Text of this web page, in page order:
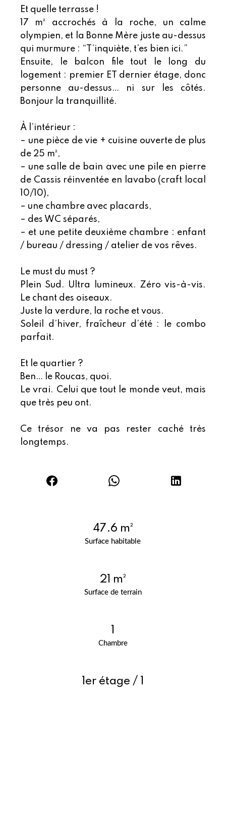
Surface habitable
47.6 m²
Surface de terrain
21 m²
Chambre
1er étage / 1
Et quelle terrasse !
17 m² accrochés à la roche, un calme
olympien, et la Bonne Mère juste au-dessus
qui murmure : “T’inquiète, t’es bien ici.”
Ensuite, le balcon file tout le long du
logement : premier ET dernier étage, donc
personne au-dessus… ni sur les côtés.
Bonjour la tranquillité.
À l’intérieur :
– une pièce de vie + cuisine ouverte de plus
de 25 m²,
– une salle de bain avec une pile en pierre
de Cassis réinventée en lavabo (craft local
10/10),
– une chambre avec placards,
– des WC séparés,
– et une petite deuxième chambre : enfant
/ bureau / dressing / atelier de vos rêves.
Le must du must ?
Plein Sud. Ultra lumineux. Zéro vis-à-vis.
Le chant des oiseaux.
Juste la verdure, la roche et vous.
Soleil d’hiver, fraîcheur d’été : le combo
parfait.
Et le quartier ?
Ben… le Roucas, quoi.
Le vrai. Celui que tout le monde veut, mais
que très peu ont.
Ce trésor ne va pas rester caché très
longtemps.